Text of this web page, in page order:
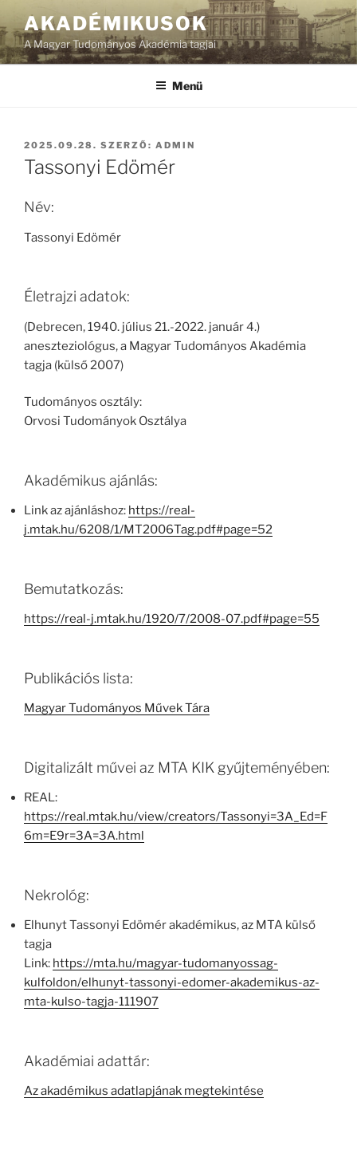
AKADÉMIKUSOK
A Magyar Tudományos Akadémia tagjai
Menü
BEKÜLDVE:
2025.09.28. SZERZŐ: ADMIN
Tassonyi Edömér
Név:
Tassonyi Edömér
Életrajzi adatok:
(Debrecen, 1940. július 21.-2022. január 4.)
aneszteziológus, a Magyar Tudományos Akadémia
tagja (külső 2007)
Tudományos osztály:
Orvosi Tudományok Osztálya
Akadémikus ajánlás:
Link az ajánláshoz: https://real-
j.mtak.hu/6208/1/MT2006Tag.pdf#page=52
Bemutatkozás:
https://real-j.mtak.hu/1920/7/2008-07.pdf#page=55
Publikációs lista:
Magyar Tudományos Művek Tára
Digitalizált művei az MTA KIK gyűjteményében:
REAL:
https://real.mtak.hu/view/creators/Tassonyi=3A_Ed=F
6m=E9r=3A=3A.html
Nekrológ:
Elhunyt Tassonyi Edömér akadémikus, az MTA külső
tagja
Link: https://mta.hu/magyar-tudomanyossag-
kulfoldon/elhunyt-tassonyi-edomer-akademikus-az-
mta-kulso-tagja-111907
Akadémiai adattár:
Az akadémikus adatlapjának megtekintése